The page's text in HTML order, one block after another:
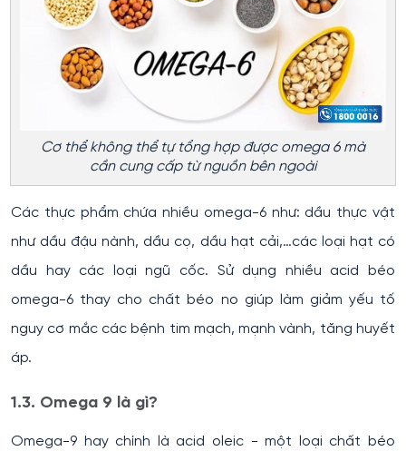
Cơ thể không thể tự tổng hợp được omega 6 mà
cần cung cấp từ nguồn bên ngoài
Các thực phẩm chứa nhiều omega-6 như: dầu thực vật
như dầu đậu nành, dầu cọ, dầu hạt cải,…các loại hạt có
dầu hay các loại ngũ cốc. Sử dụng nhiều acid béo
omega-6 thay cho chất béo no giúp làm giảm yếu tố
nguy cơ mắc các bệnh tim mạch, mạnh vành, tăng huyết
áp.
1.3. Omega 9 là gì?
Omega-9 hay chính là acid oleic - một loại chất béo